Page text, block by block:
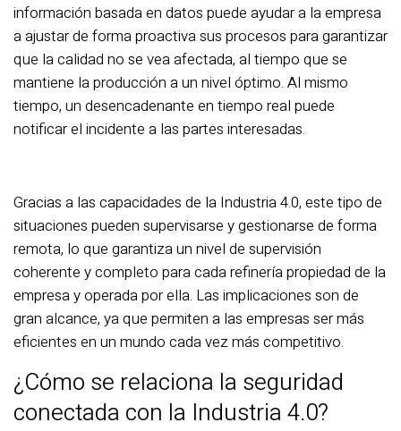
información basada en datos puede ayudar a la empresa
a ajustar de forma proactiva sus procesos para garantizar
que la calidad no se vea afectada, al tiempo que se
mantiene la producción a un nivel óptimo. Al mismo
tiempo, un desencadenante en tiempo real puede
notificar el incidente a las partes interesadas.
Gracias a las capacidades de la Industria 4.0, este tipo de
situaciones pueden supervisarse y gestionarse de forma
remota, lo que garantiza un nivel de supervisión
coherente y completo para cada refinería propiedad de la
empresa y operada por ella. Las implicaciones son de
gran alcance, ya que permiten a las empresas ser más
eficientes en un mundo cada vez más competitivo.
¿Cómo se relaciona la seguridad
conectada con la Industria 4.0?